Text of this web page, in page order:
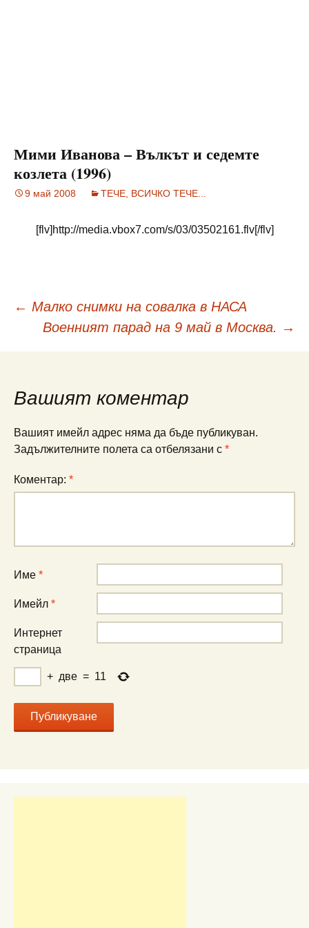
Мими Иванова – Вълкът и седемте
козлета (1996)
9 май 2008 ТЕЧЕ, ВСИЧКО ТЕЧЕ...
[flv]http://media.vbox7.com/s/03/03502161.flv[/flv]
Навигация
в
публикациите
← Малко снимки на совалка в НАСА
Военният парад на 9 май в Москва. →
Вашият коментар
Вашият имейл адрес няма да бъде публикуван.
Задължителните полета са отбелязани с *
Коментар: *
Име *
Имейл *
Интернет
страница
+ две = 11